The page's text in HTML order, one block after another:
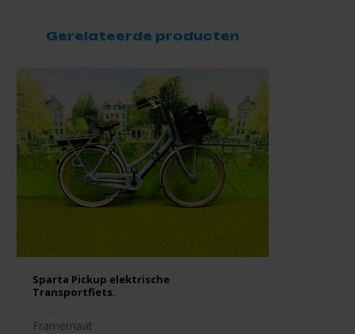
Gerelateerde producten
Sparta Pickup elektrische
Transportfiets.
Framemaat